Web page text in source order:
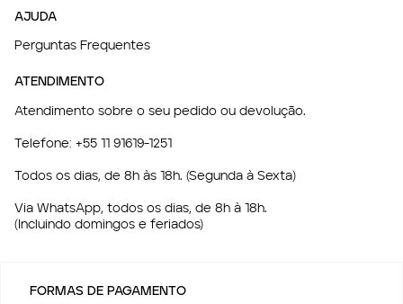
AJUDA
Perguntas Frequentes
ATENDIMENTO
Atendimento sobre o seu pedido ou devolução.
Telefone: +55 11 91619-1251
Todos os dias, de 8h às 18h. (Segunda à Sexta)
Via WhatsApp, todos os dias, de 8h à 18h.
(Incluindo domingos e feriados)
FORMAS DE PAGAMENTO